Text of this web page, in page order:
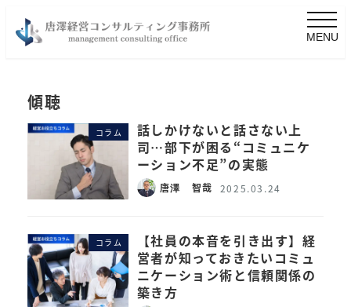
MENU
傾聴
コラム
話しかけないと話さない上
司…部下が困る“コミュニケ
ーション不足”の実態
唐澤 智哉 2025.03.24
コラム
【社員の本音を引き出す】経
営者が知っておきたいコミュ
ニケーション術と信頼関係の
築き方